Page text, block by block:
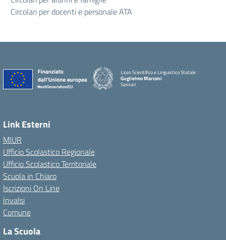
Circolari per docenti e personale ATA
Liceo Scientifico e Linguistico Statale
Guglielmo Marconi
Sassari
Link Esterni
MIUR
Ufficio Scolastico Regionale
Ufficio Scolastico Territoriale
Scuola in Chiaro
Iscrizioni On Line
Invalsi
Comune
La Scuola